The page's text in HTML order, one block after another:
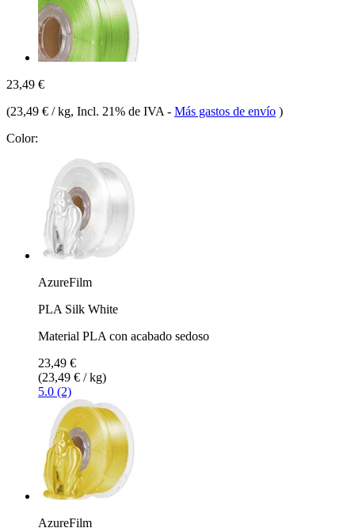
23,49 €
(23,49 € / kg, Incl. 21% de IVA - Más gastos de envío )
Color:
AzureFilm
PLA Silk White
Material PLA con acabado sedoso
23,49 €
(23,49 € / kg)
5.0 (2)
AzureFilm